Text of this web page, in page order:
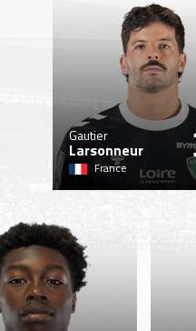
Gautier
Larsonneur
France